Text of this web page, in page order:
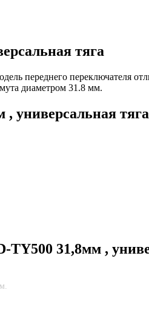
тяга
переднего переключателя
диаметром 31.8 мм.
универсальная тяга
31,8мм ,